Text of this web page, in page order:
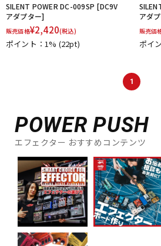
DJ機器
配信/ライブ機器
中古
SILENT POWER DC-009SP [DC9V
アダプター]
販売価格¥2,420(税込)
ポイント：1% (22pt)
アダ
販売価
ポイ
1
POWER PUSH
エフェクター おすすめコンテンツ